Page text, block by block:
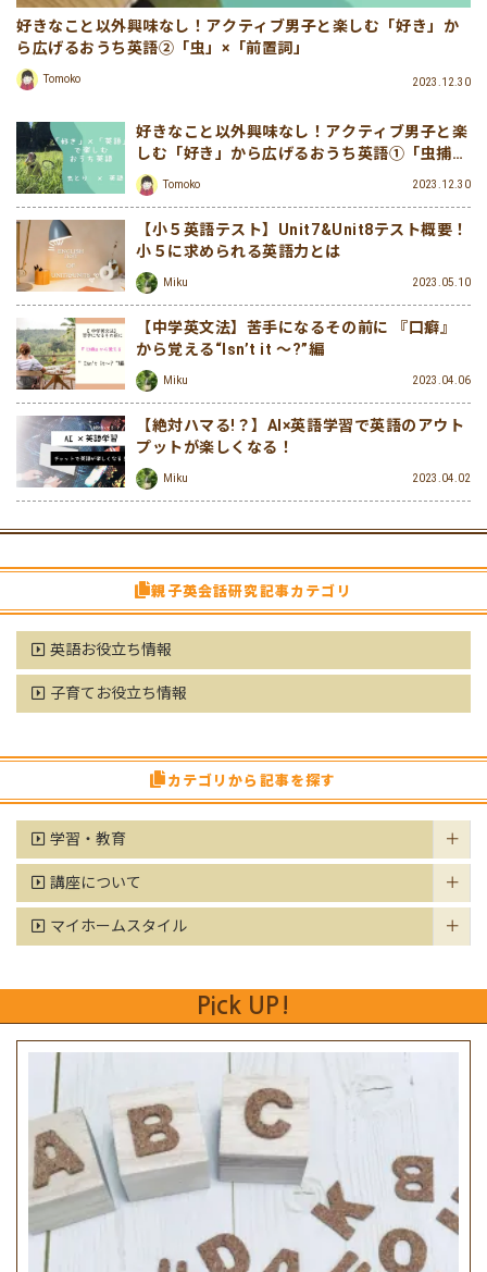
好きなこと以外興味なし！アクティブ男子と楽しむ「好き」か
ら広げるおうち英語②「虫」×「前置詞」
Tomoko 2023.12.30
好きなこと以外興味なし！アクティブ男子と楽
しむ「好き」から広げるおうち英語①「虫捕
り」×「英語」
Tomoko 2023.12.30
【小５英語テスト】Unit7&Unit8テスト概要！
小５に求められる英語力とは
Miku 2023.05.10
【中学英文法】苦手になるその前に 『口癖』
から覚える“Isn’t it ～?”編
Miku 2023.04.06
【絶対ハマる!？】AI×英語学習で英語のアウト
プットが楽しくなる！
Miku 2023.04.02
親子英会話研究記事カテゴリ
英語お役立ち情報
子育てお役立ち情報
カテゴリから記事を探す
学習・教育
講座について
マイホームスタイル
Pick UP!